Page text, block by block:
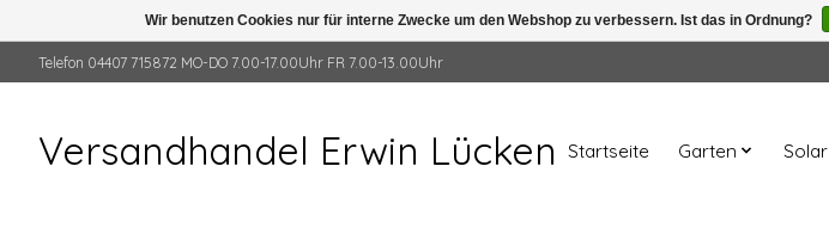
Telefon 04407 715872 MO-DO 7.00-17.00Uhr FR 7.00-13.00Uhr
Versandhandel Erwin Lücken Startseite Garten Solar
Wir benutzen Cookies nur für interne Zwecke um den Webshop zu verbessern. Ist das in Ordnung?